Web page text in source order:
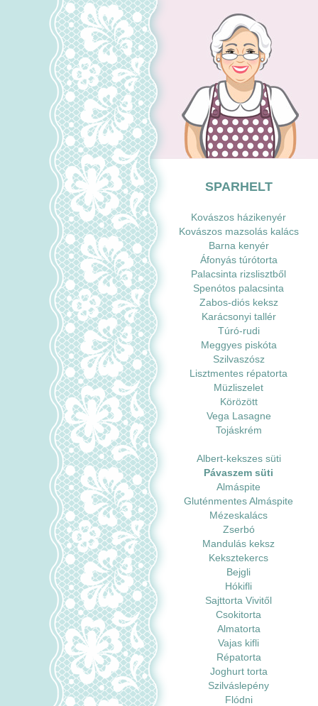
SPARHELT
Kovászos házikenyér
Kovászos mazsolás kalács
Barna kenyér
Áfonyás túrótorta
Palacsinta rizslisztből
Spenótos palacsinta
Zabos-diós keksz
Karácsonyi tallér
Túró-rudi
Meggyes piskóta
Szilvaszósz
Lisztmentes répatorta
Müzliszelet
Körözött
Vega Lasagne
Tojáskrém
Albert-kekszes süti
Pávaszem süti
Almáspite
Gluténmentes Almáspite
Mézeskalács
Zserbó
Mandulás keksz
Keksztekercs
Bejgli
Hókifli
Sajttorta Vivitől
Csokitorta
Almatorta
Vajas kifli
Répatorta
Joghurt torta
Szilváslepény
Flódni